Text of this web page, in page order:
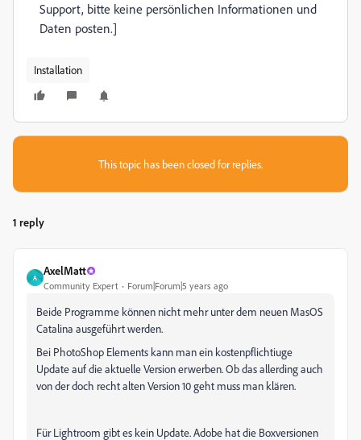
Support, bitte keine persönlichen Informationen und
Daten posten.]
Installation
This topic has been closed for replies.
1 reply
A
AxelMatt
Community Expert Forum|Forum|5 years ago
Beide Programme können nicht mehr unter dem neuen MasOS
Catalina ausgeführt werden.
Bei PhotoShop Elements kann man ein kostenpflichtiuge
Update auf die aktuelle Version erwerben. Ob das allerding auch
von der doch recht alten Version 10 geht muss man klären.
Für Lightroom gibt es kein Update. Adobe hat die Boxversionen